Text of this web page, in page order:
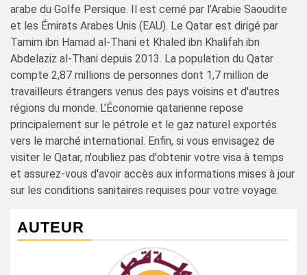
arabe du Golfe Persique. Il est cerné par l’Arabie Saoudite
et les Émirats Arabes Unis (EAU). Le Qatar est dirigé par
Tamim ibn Hamad al-Thani et Khaled ibn Khalifah ibn
Abdelaziz al-Thani depuis 2013. La population du Qatar
compte 2,87 millions de personnes dont 1,7 million de
travailleurs étrangers venus des pays voisins et d'autres
régions du monde. L’Économie qatarienne repose
principalement sur le pétrole et le gaz naturel exportés
vers le marché international. Enfin, si vous envisagez de
visiter le Qatar, n'oubliez pas d'obtenir votre visa à temps
et assurez-vous d'avoir accès aux informations mises à jour
sur les conditions sanitaires requises pour votre voyage.
AUTEUR